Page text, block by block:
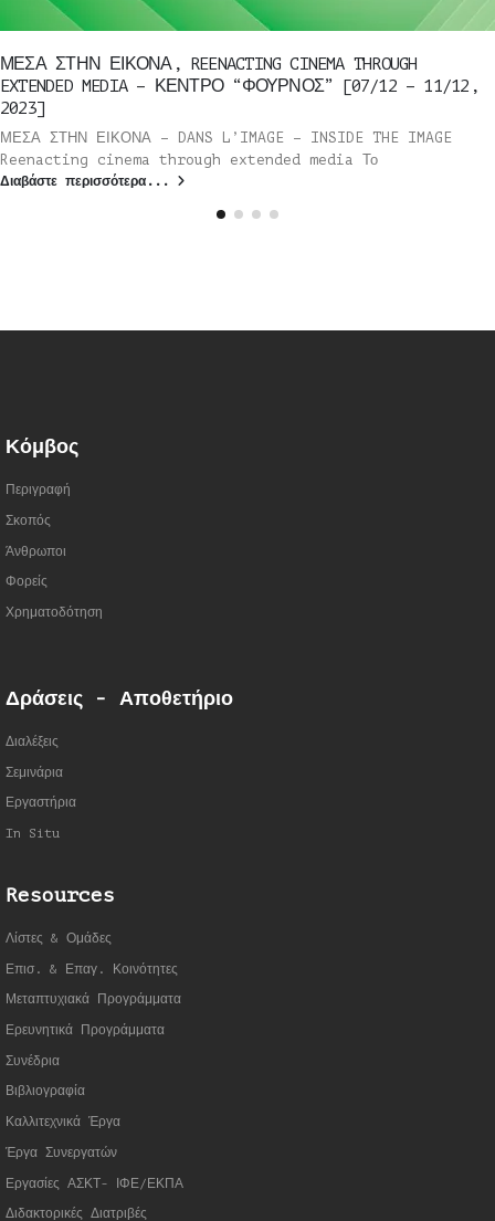
ΜΕΣΑ ΣΤΗΝ ΕΙΚΟΝΑ, REENACTING CINEMA THROUGH
EXTENDED MEDIA – ΚΕΝΤΡΟ “ΦΟΥΡΝΟΣ” [07/12 – 11/12,
2023]
ΜΕΣΑ ΣΤΗΝ ΕΙΚΟΝΑ – DANS L’IMAGE – INSIDE THE IMAGE
Reenacting cinema through extended media Το
Διαβάστε περισσότερα...
Κόμβος
Περιγραφή
Σκοπός
Άνθρωποι
Φορείς
Χρηματοδότηση
Δράσεις - Αποθετήριο
Διαλέξεις
Σεμινάρια
Εργαστήρια
In Situ
Resources
Λίστες & Ομάδες
Επισ. & Επαγ. Κοινότητες
Μεταπτυχιακά Προγράμματα
Ερευνητικά Προγράμματα
Συνέδρια
Βιβλιογραφία
Καλλιτεχνικά Έργα
Έργα Συνεργατών
Εργασίες ΑΣΚΤ- ΙΦΕ/ΕΚΠΑ
Διδακτορικές Διατριβές